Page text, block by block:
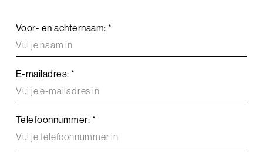
Voor- en achternaam: *
E-mailadres: *
Telefoonnummer: *